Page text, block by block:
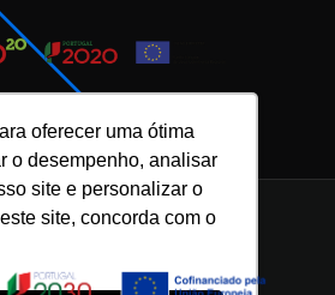
oferecer uma ótima
o desempenho, analisar
site e personalizar o
site, concorda com o
Business Solutions © 2023 |